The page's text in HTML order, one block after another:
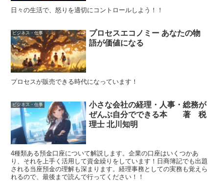
日々の生活で、怒りを適切にコントロールしよう！！
ビジネス・仕事
プロセスエコノミー あなたの物
語が価値になる
プロセスが販売できる時代になっています！
ビジネス・仕事
小さな会社の経理・人事・総務が
ぜんぶ自分でできる本 著 税
理士 北川知明
4種類ある預金口座について解説します。企業の口座はいくつかあ
り、それを上手く活用して資金繰りをしています！日商簿記でも出題
される当座預金の理解も深まります。経理事務としての実務も覚えら
れるので、最後まで読んで行ってください！！